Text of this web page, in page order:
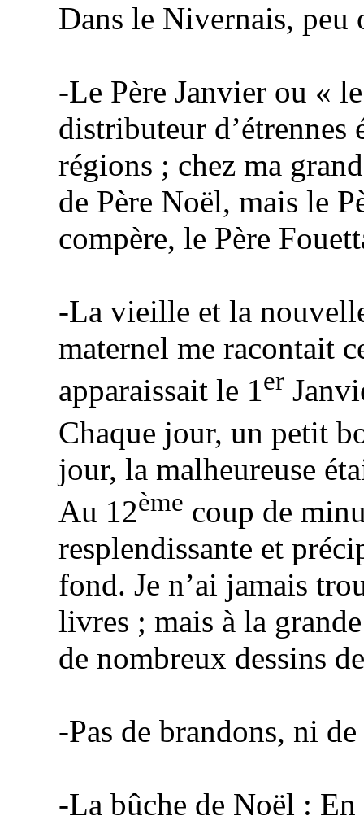
Dans le Nivernais, peu
-Le Père Janvier ou «
distributeur d’étrennes
régions ; chez ma
de Père Noël, mais le
compère, le Père
-La vieille et la
maternel me racontait
apparaissait le 1er
Chaque jour, un petit
jour, la malheureuse
Au 12ème coup de
resplendissante et
fond. Je n’ai jamais
livres ; mais à la
de nombreux dessins
-Pas de brandons, ni
-La bûche de Noël :